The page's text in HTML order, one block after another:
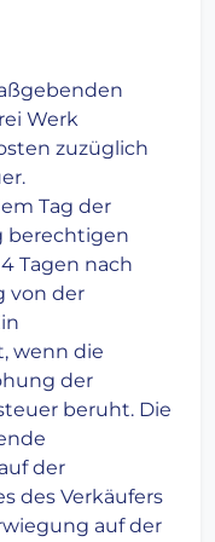
Werk
zuzüglich
Tag der
berechtigen
Tagen nach
von der
wenn die
der
beruht. Die
der
des Verkäufers
auf der